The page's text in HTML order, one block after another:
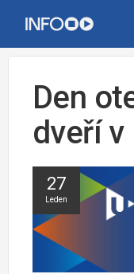
Den
dveří v
27
Leden